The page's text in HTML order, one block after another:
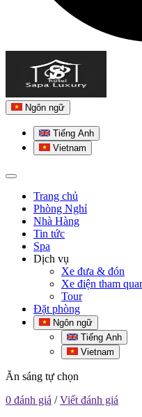
Ngôn ngữ
Tiếng Anh
Vietnam
Trang chủ
Phòng Nghỉ
Nhà Hàng
Tin tức
Spa
Dịch vụ
Xe đưa & đón
Xe điện tham
Tour
Đặt phòng
Ngôn ngữ
Tiếng Anh
Vietnam
Ăn sáng tự chọn
0 đánh giá /Viết đánh giá